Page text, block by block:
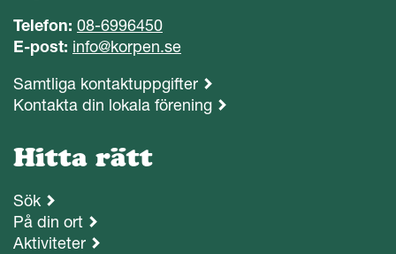
Telefon: 08-6996450
E-post: info@korpen.se
Samtliga kontaktuppgifter
Kontakta din lokala förening
Hitta rätt
Sök
På din ort
Aktiviteter